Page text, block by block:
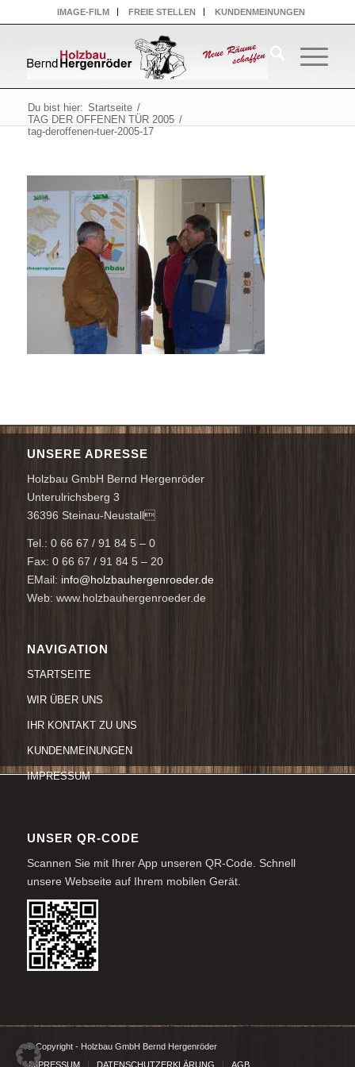
IMAGE-FILM FREIE STELLEN KUNDENMEINUNGEN
Du bist hier: Startseite /
TAG DER OFFENEN TÜR 2005 /
tag-deroffenen-tuer-2005-17
UNSERE ADRESSE
Holzbau GmbH Bernd Hergenröder
Unterulrichsberg 3
36396 Steinau-Neustall
Tel.: 0 66 67 / 91 84 5 – 0
Fax: 0 66 67 / 91 84 5 – 20
EMail: info@holzbauhergenroeder.de
Web: www.holzbauhergenroeder.de
NAVIGATION
STARTSEITE
WIR ÜBER UNS
IHR KONTAKT ZU UNS
KUNDENMEINUNGEN
IMPRESSUM
UNSER QR-CODE
Scannen Sie mit Ihrer App unseren QR-Code. Schnell
unsere Webseite auf Ihrem mobilen Gerät.
© Copyright - Holzbau GmbH Bernd Hergenröder
IMPRESSUM
DATENSCHUTZERKLÄRUNG AGB